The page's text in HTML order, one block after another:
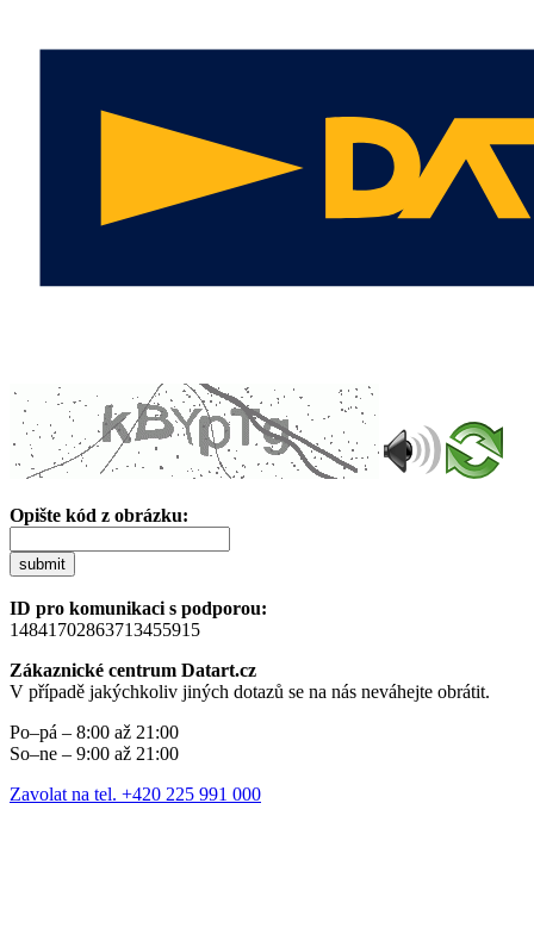
Opište kód z obrázku:
submit
ID pro komunikaci s podporou:
14841702863713455915
Zákaznické centrum Datart.cz
V případě jakýchkoliv jiných dotazů se na nás neváhejte obrátit.
Po–pá – 8:00 až 21:00
So–ne – 9:00 až 21:00
Zavolat na tel. +420 225 991 000